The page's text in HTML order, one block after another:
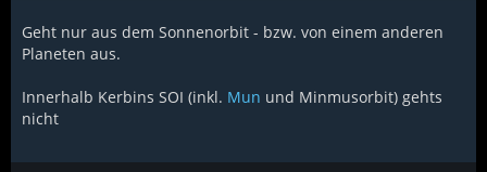
Geht nur aus dem Sonnenorbit - bzw. von einem anderen
Planeten aus.
Innerhalb Kerbins SOI (inkl. Mun und Minmusorbit) gehts
nicht